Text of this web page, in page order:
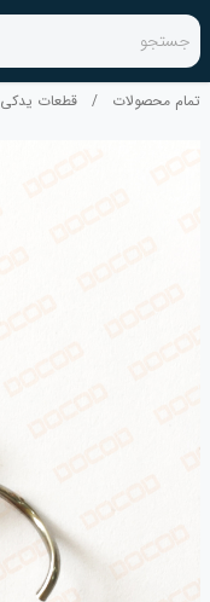
جستجو
تمام محصولات / قطعات یدکی Domino انگلستان